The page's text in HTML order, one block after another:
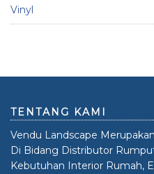
Vinyl
TENTANG KAMI
Vendu Landscape
Di Bidang Distributor
Kebutuhan Interior Rumah,